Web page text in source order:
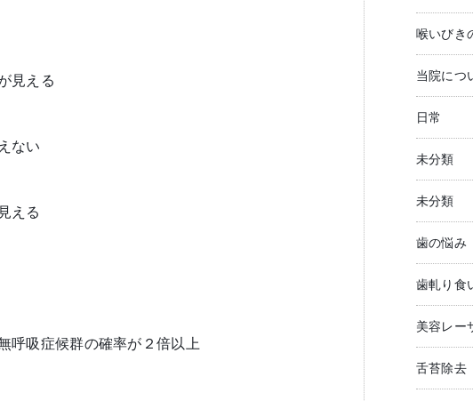
見える
ない
える
呼吸症候群の確率が２倍以上
喉いびき
当院につ
日常
未分類
未分類
歯の悩み
歯軋り食
美容レー
舌苔除去